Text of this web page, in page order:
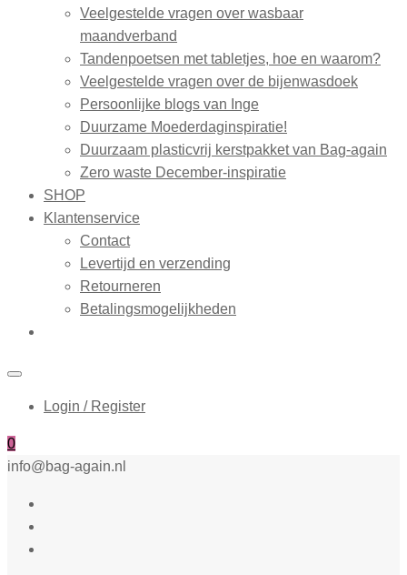
Veelgestelde vragen over wasbaar
maandverband
Tandenpoetsen met tabletjes, hoe en waarom?
Veelgestelde vragen over de bijenwasdoek
Persoonlijke blogs van Inge
Duurzame Moederdaginspiratie!
Duurzaam plasticvrij kerstpakket van Bag-again
Zero waste December-inspiratie
SHOP
Klantenservice
Contact
Levertijd en verzending
Retourneren
Betalingsmogelijkheden
Login / Register
0
info@bag-again.nl